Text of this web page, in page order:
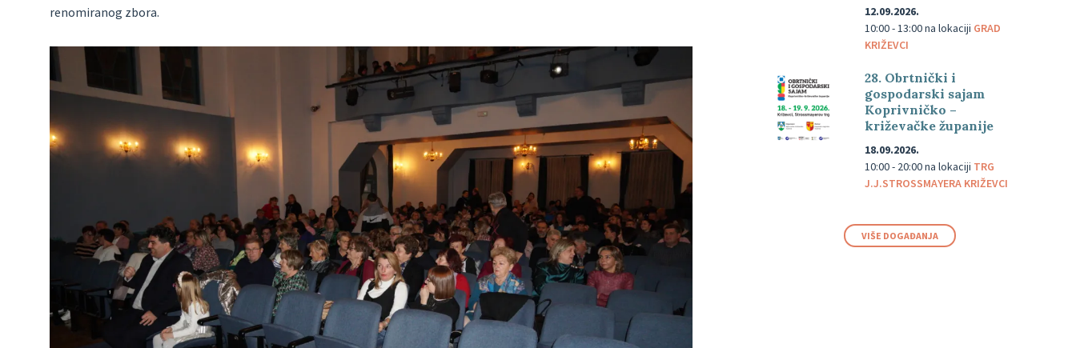
renomiranog zbora.
12.09.2026.
10:00 - 13:00na lokaciji GRAD
KRIŽEVCI
28. Obrtnički i
gospodarski sajam
Koprivničko –
križevačke županije
18.09.2026.
10:00 - 20:00na lokaciji TRG
J.J.STROSSMAYERA KRIŽEVCI
VIŠE DOGAĐANJA